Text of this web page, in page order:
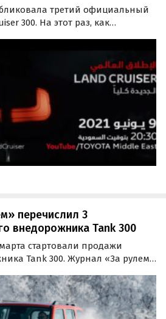
третий официальный
300. На этот раз, как
следующего поколения
перечислил 3
внедорожника Tank 300
стартовали продажи
Tank 300. Журнал «За рулем»
и привлекательный
в себя узкий капот,